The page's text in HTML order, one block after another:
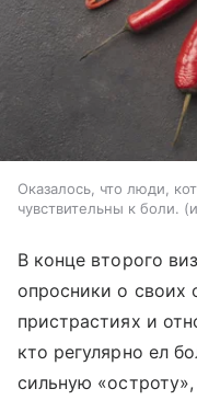
Оказалось, что люди,
чувствительны к боли.
В конце второго
опросники о
пристрастиях и
кто регулярно ел
сильную